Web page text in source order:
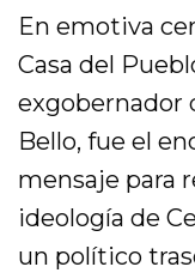
En emotiva
Casa del
exgobernador
Bello, fue el
mensaje para
ideología de
un político